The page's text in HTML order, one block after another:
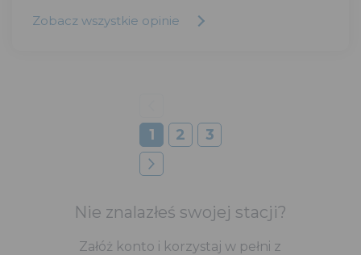
Zobacz wszystkie opinie
1 2 3
Nie znalazłeś swojej stacji?
Załóż konto i korzystaj w pełni z